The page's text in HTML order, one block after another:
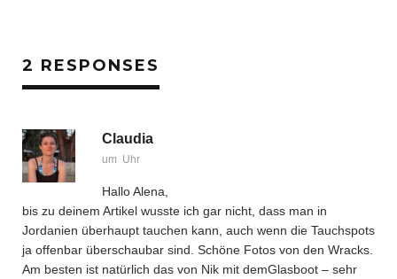
2 RESPONSES
Claudia
um Uhr
Hallo Alena,
bis zu deinem Artikel wusste ich gar nicht, dass man in
Jordanien überhaupt tauchen kann, auch wenn die Tauchspots
ja offenbar überschaubar sind. Schöne Fotos von den Wracks.
Am besten ist natürlich das von Nik mit demGlasboot – sehr